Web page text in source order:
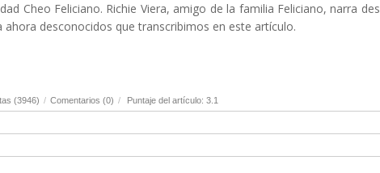
Cheo Feliciano. Richie Viera, amigo de la familia Feliciano, narra
ahora desconocidos que transcribimos en este artículo.
(3946) / Comentarios (0) / Puntaje del artículo: 3.1